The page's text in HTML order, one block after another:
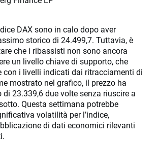
DAX sono in calo dopo aver
storico di 24.499,7. Tuttavia, è
che i ribassisti non sono ancora
un livello chiave di supporto, che
con i livelli indicati dai ritracciamenti di
mostrato nel grafico, il prezzo ha
23.339,6 due volte senza riuscire a
Questa settimana potrebbe
volatilità per l’indice,
di dati economici rilevanti